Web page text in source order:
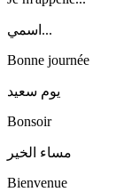
اسمي...
Bonne journée
يوم سعيد
Bonsoir
مساء الخير
Bienvenue